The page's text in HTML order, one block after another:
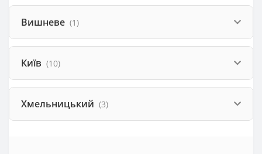
Вишневе (1)
Київ (10)
Хмельницький (3)